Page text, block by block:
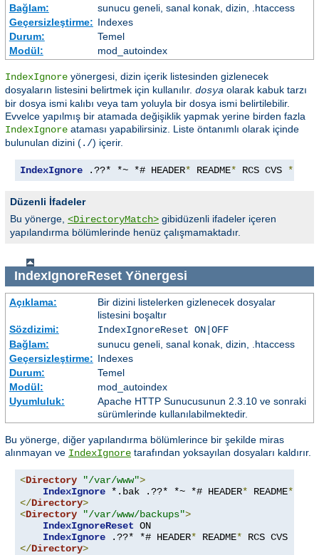
Bağlam:
sunucu geneli, sanal konak, dizin, .htaccess
Geçersizleştirme: Indexes
Durum:
Temel
Modül:
mod_autoindex
IndexIgnore yönergesi, dizin içerik listesinden gizlenecek
dosyaların listesini belirtmek için kullanılır. dosya olarak kabuk tarzı
bir dosya ismi kalıbı veya tam yoluyla bir dosya ismi belirtilebilir.
Evvelce yapılmış bir atamada değişiklik yapmak yerine birden fazla
IndexIgnore ataması yapabilirsiniz. Liste öntanımlı olarak içinde
bulunulan dizini (./) içerir.
IndexIgnore .??* *~ *# HEADER* README* RCS CVS *,
Düzenli İfadeler
Bu yönerge, <DirectoryMatch> gibidüzenli ifadeler içeren
yapılandırma bölümlerinde henüz çalışmamaktadır.
IndexIgnoreResetYönergesi
Açıklama:
Bir dizini listelerken gizlenecek dosyalar
listesini boşaltır
Sözdizimi:
IndexIgnoreReset ON|OFF
Bağlam:
sunucu geneli, sanal konak, dizin, .htaccess
Geçersizleştirme: Indexes
Durum:
Temel
Modül:
mod_autoindex
Uyumluluk:
Apache HTTP Sunucusunun 2.3.10 ve sonraki
sürümlerinde kullanılabilmektedir.
Bu yönerge, diğer yapılandırma bölümlerince bir şekilde miras
alınmayan ve IndexIgnore tarafından yoksayılan dosyaları kaldırır.
<Directory "/var/www">
IndexIgnore *.bak .??* *~ *# HEADER* README*
</Directory>
<Directory "/var/www/backups">
IndexIgnoreReset ON
IndexIgnore .??* *# HEADER* README* RCS CVS
</Directory>